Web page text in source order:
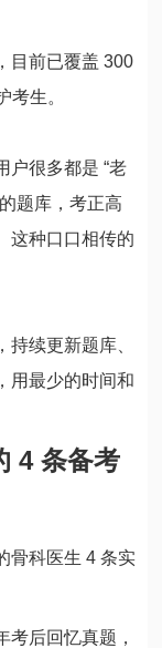
目前已覆盖 300
考生。
户很多都是 “老
题库，考正高
这种口口相传的
续更新题库、
用最少的时间和
4 条备考
骨科医生 4 条实
考后回忆真题，